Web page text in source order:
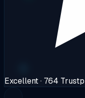
Excellent· 764